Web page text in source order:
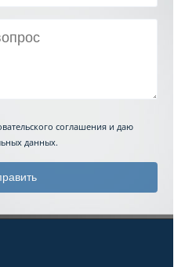
соглашения и даю
данных.